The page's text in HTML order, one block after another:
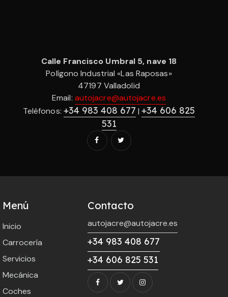
Calle Francisco Umbral 5, nave 18
Polígono Industrial «Las Raposas»
47197 Valladolid
Email: autojacre@autojacre.es
Teléfonos: +34 983 408 677 |+34 606 825
531
Menú
Inicio
Carrocería
Servicios
Mecánica
Coches
Contacto
autojacre@autojacre.es
+34 983 408 677
+34 606 825 531